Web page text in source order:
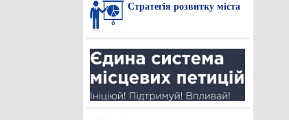
Стратегія розвитку міста